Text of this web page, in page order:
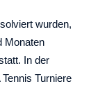
wurden,
Monaten
In der
Turniere